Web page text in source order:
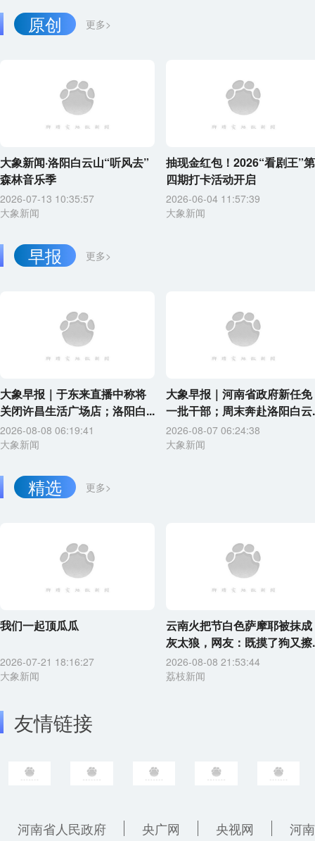
更多>
原创
大象新闻·洛阳白云山“听风去”
森林音乐季
2026-07-13 10:35:57
大象新闻
抽现金红包！2026“看剧王”第
四期打卡活动开启
2026-06-04 11:57:39
大象新闻
更多>
早报
大象早报｜于东来直播中称将
关闭许昌生活广场店；洛阳白...
2026-08-08 06:19:41
大象新闻
大象早报｜河南省政府新任免
一批干部；周末奔赴洛阳白云
2026-08-07 06:24:38
大象新闻
更多>
精选
我们一起顶瓜瓜
2026-07-21 18:16:27
大象新闻
云南火把节白色萨摩耶被抹成
灰太狼，网友：既摸了狗又擦
2026-08-08 21:53:44
荔枝新闻
友情链接
河南省人民政府 央广网 央视网
河